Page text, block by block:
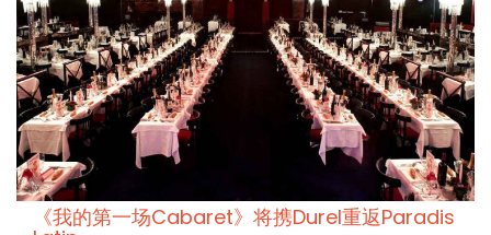
《我的第一场Cabaret》将携Durel重返Paradis